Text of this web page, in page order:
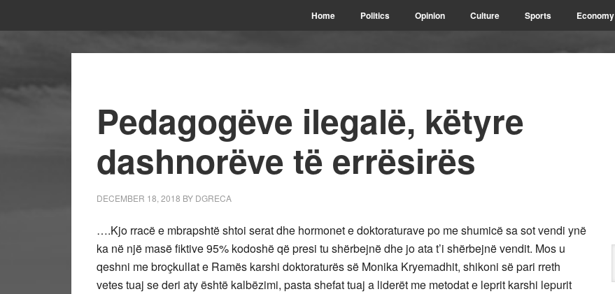
Home Politics Opinion Culture Sports Economy
Pedagogëve ilegalë, këtyre
dashnorëve të errësirës
DECEMBER 18, 2018 BY DGRECA
….Kjo rracë e mbrapshtë shtoi serat dhe hormonet e doktoraturave po me shumicë sa sot vendi ynë
ka në një masë fiktive 95% kodoshë që presi tu shërbejnë dhe jo ata t’i shërbejnë vendit. Mos u
qeshni me broçkullat e Ramës karshi doktoraturës së Monika Kryemadhit, shikoni së pari rreth
vetes tuaj se deri aty është kalbëzimi, pasta shefat tuaj a liderët me metodat e leprit karshi lepurit